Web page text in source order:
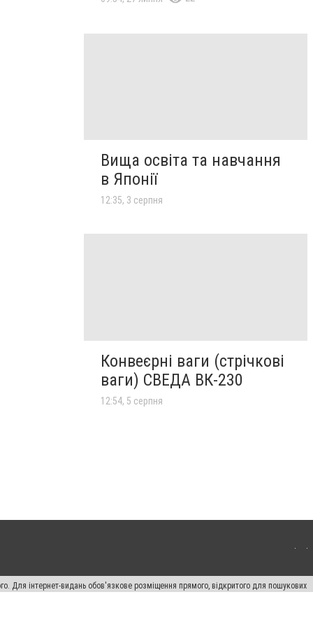
Вища освіта та навчання
в Японії
12:35, 3 серпня
Конвеєрні ваги (стрічкові
ваги) СВЕДА ВК-230
12:54, 5 серпня
Для інтернет-видань обов'язкове розміщення прямого, відкритого для пошукових